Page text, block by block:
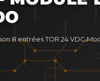
8 entrées TOR 24 VDC